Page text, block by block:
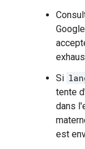
Si
tente
dans
est